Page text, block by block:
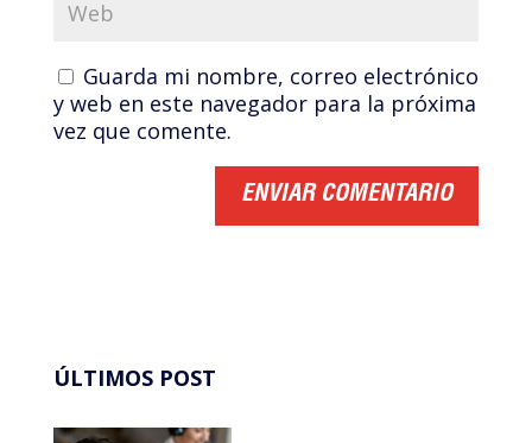
Guarda mi nombre, correo electrónico
y web en este navegador para la próxima
vez que comente.
ÚLTIMOS POST